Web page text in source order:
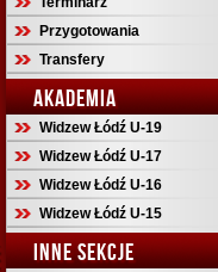
Przygotowania
Transfery
AKADEMIA
Widzew Łódź U-19
Widzew Łódź U-17
Widzew Łódź U-16
Widzew Łódź U-15
INNE SEKCJE